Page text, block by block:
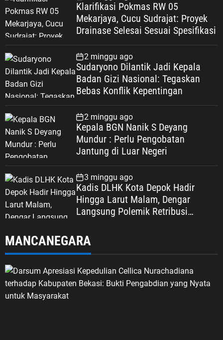
Klarifikasi Pokmas RW 05
Mekarjaya, Cucu Sudrajat: Proyek
Drainase Selesai Sesuai Spesifikasi
2 minggu ago
Sudaryono Dilantik Jadi Kepala
Badan Gizi Nasional: Tegaskan
Bebas Konflik Kepentingan
2 minggu ago
Kepala BGN Nanik S Deyang
Mundur : Perlu Pengobatan
Jantung di Luar Negeri
3 minggu ago
Kadis DLHK Kota Depok Hadir
Hingga Larut Malam, Dengar
Langsung Polemik Retribusi
MANCANEGARA